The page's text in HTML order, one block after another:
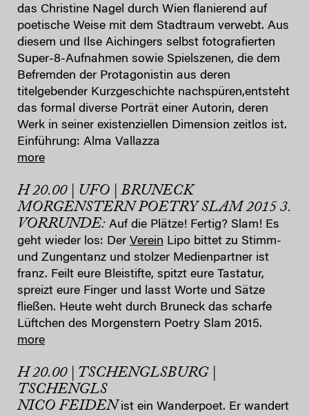
das Christine Nagel durch Wien flanierend auf
poetische Weise mit dem Stadtraum verwebt. Aus
diesem und Ilse Aichingers selbst fotografierten
Super-8-Aufnahmen sowie Spielszenen, die dem
Befremden der Protagonistin aus deren
titelgebender Kurzgeschichte nachspüren,entsteht
das formal diverse Porträt einer Autorin, deren
Werk in seiner existenziellen Dimension zeitlos ist.
Einführung: Alma Vallazza
more
H 20.00 | UFO | BRUNECK
MORGENSTERN POETRY SLAM 2015 3.
VORRUNDE: Auf die Plätze! Fertig? Slam! Es
geht wieder los: Der Verein Lipo bittet zu Stimm-
und Zungentanz und stolzer Medienpartner ist
franz. Feilt eure Bleistifte, spitzt eure Tastatur,
spreizt eure Finger und lasst Worte und Sätze
fließen. Heute weht durch Bruneck das scharfe
Lüftchen des Morgenstern Poetry Slam 2015.
more
H 20.00 | TSCHENGLSBURG |
TSCHENGLS
NICO FEIDENist ein Wanderpoet. Er wandert